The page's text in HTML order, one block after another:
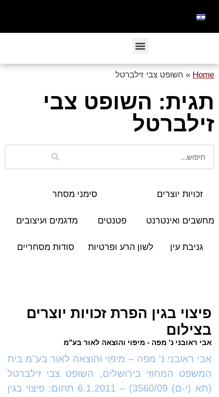
Home
» השופט צבי זילברטל
תגית: השופט צבי
זילברטל
זכויות יוצרים סימני מסחר
מחשבים ואינטרנט פטנטים מדגמים ועיצובים
גניבת עין לשון הרע ופרטיות סודות מסחריים
פיצוי בגין הפרת זכויות יוצרים
בצילום
אבי ראובני נ' מפה - מיפוי והוצאה לאור בע"מ
אבי ראובני נ' מפה – מיפוי והוצאה לאור בע"מ בית
המשפט המחוזי בירושלים, השופט צבי זילברטל
(תא (י-ם) 3560/09) – 6.1.2011 תחום: פיצוי בגין